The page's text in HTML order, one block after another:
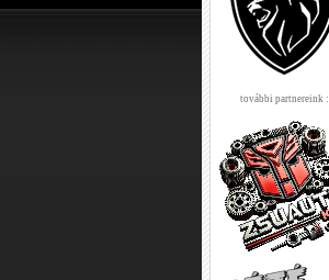
további partnereink :